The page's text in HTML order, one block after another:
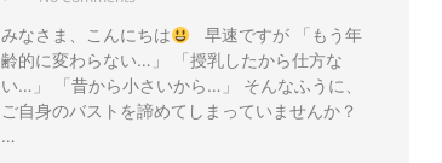
みなさま、こんにちは
早速ですが 「もう年
齢的に変わらない…」 「授乳したから仕方な
い…」 「昔から小さいから…」 そんなふうに、
ご自身のバストを諦めてしまっていませんか？
…